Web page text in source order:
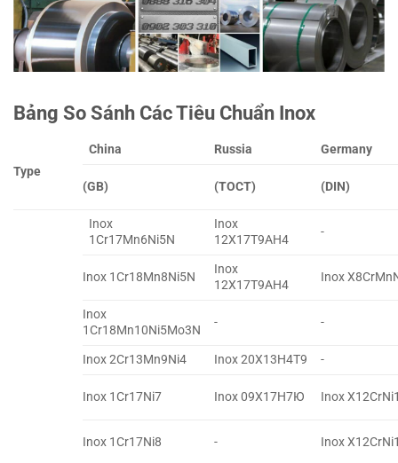
Bảng So Sánh Các Tiêu Chuẩn Inox
Type
China Russia Germany
(GB) (TOCT) (DIN)
Inox
1Cr17Mn6Ni5N
Inox
12X17T9AH4
-
Inox 1Cr18Mn8Ni5N
Inox
12X17T9AH4
Inox
Inox
1Cr18Mn10Ni5Mo3N
- -
Inox 2Cr13Mn9Ni4 Inox 20X13H4T9 -
Inox 1Cr17Ni7 Inox 09X17H7Ю Inox
Inox 1Cr17Ni8 - Inox